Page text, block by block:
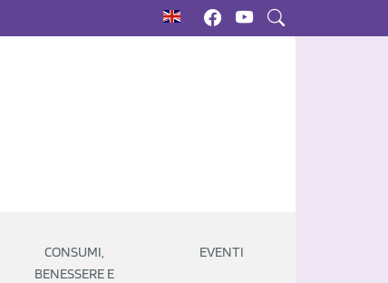
CONSUMI,
BENESSERE E
EVENTI